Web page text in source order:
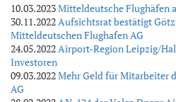
10.03.2023Mitteldeutsche Flughäfen
30.11.2022Aufsichtsrat bestätigt
Mitteldeutschen Flughafen AG
24.05.2022Airport-Region Leipzig/
Investoren
09.03.2022Mehr Geld für Mitarbeiter
AG